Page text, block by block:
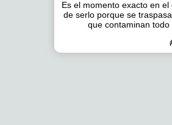
Es el momento exacto en
de serlo porque se
que contaminan